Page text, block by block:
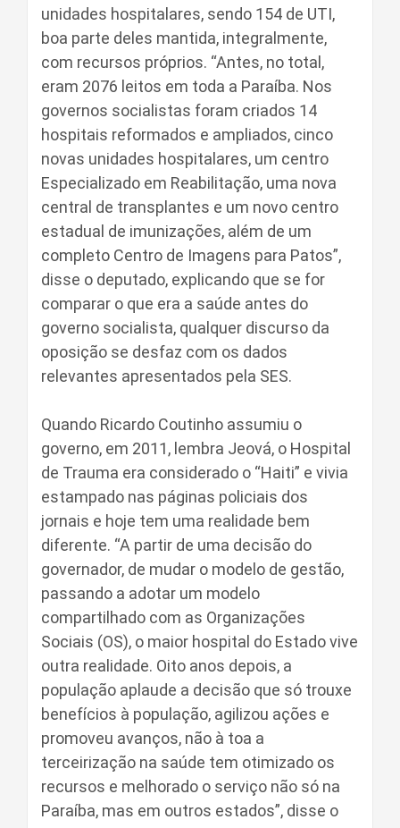
unidades hospitalares, sendo 154 de UTI,
boa parte deles mantida, integralmente,
com recursos próprios. “Antes, no total,
eram 2076 leitos em toda a Paraíba. Nos
governos socialistas foram criados 14
hospitais reformados e ampliados, cinco
novas unidades hospitalares, um centro
Especializado em Reabilitação, uma nova
central de transplantes e um novo centro
estadual de imunizações, além de um
completo Centro de Imagens para Patos”,
disse o deputado, explicando que se for
comparar o que era a saúde antes do
governo socialista, qualquer discurso da
oposição se desfaz com os dados
relevantes apresentados pela SES.
Quando Ricardo Coutinho assumiu o
governo, em 2011, lembra Jeová, o Hospital
de Trauma era considerado o “Haiti” e vivia
estampado nas páginas policiais dos
jornais e hoje tem uma realidade bem
diferente. “A partir de uma decisão do
governador, de mudar o modelo de gestão,
passando a adotar um modelo
compartilhado com as Organizações
Sociais (OS), o maior hospital do Estado vive
outra realidade. Oito anos depois, a
população aplaude a decisão que só trouxe
benefícios à população, agilizou ações e
promoveu avanços, não à toa a
terceirização na saúde tem otimizado os
recursos e melhorado o serviço não só na
Paraíba, mas em outros estados”, disse o